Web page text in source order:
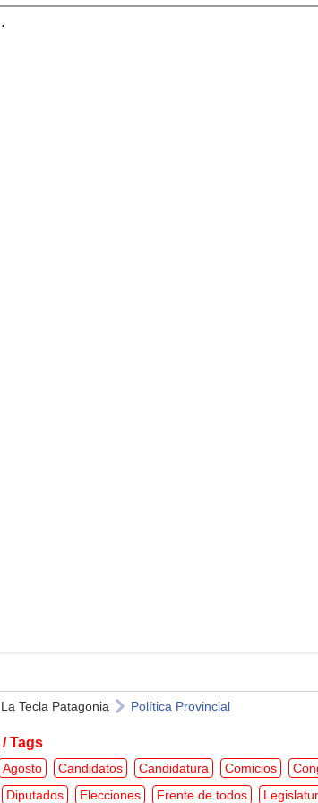
La Tecla Patagonia Política Provincial
Tags
Agosto Candidatos Candidatura Comicios
Diputados Elecciones Frente de todos